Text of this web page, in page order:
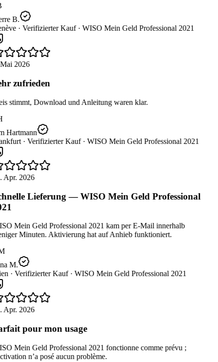
B.
· Verifizierter Kauf · WISO Mein Geld Professional 2021
2026
zufrieden
stimmt, Download und Anleitung waren klar.
Hartmann
· Verifizierter Kauf · WISO Mein Geld Professional 2021
Apr. 2026
Lieferung — WISO Mein Geld Professional
Mein Geld Professional 2021 kam per E-Mail innerhalb
Minuten. Aktivierung hat auf Anhieb funktioniert.
M.
· Verifizierter Kauf · WISO Mein Geld Professional 2021
Apr. 2026
pour mon usage
Mein Geld Professional 2021 fonctionne comme prévu ;
n’a posé aucun problème.